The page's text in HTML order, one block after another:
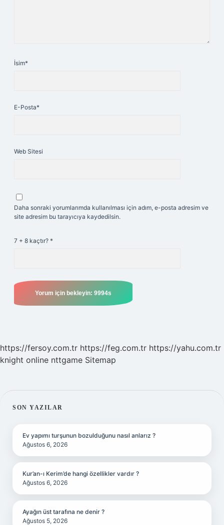
İsim*
E-Posta*
Web Sitesi
Daha sonraki yorumlarımda kullanılması için adım, e-posta adresim ve
site adresim bu tarayıcıya kaydedilsin.
7 + 8 kaçtır? *
https://fersoy.com.tr https://feg.com.tr https://yahu.com.tr
knight online nttgame Sitemap
SIDEBAR
SON YAZILAR
Ev yapımı turşunun bozulduğunu nasıl anlarız ?
Ağustos 6, 2026
Kur’an-ı Kerim’de hangi özellikler vardır ?
Ağustos 6, 2026
Ayağın üst tarafına ne denir ?
Ağustos 5, 2026